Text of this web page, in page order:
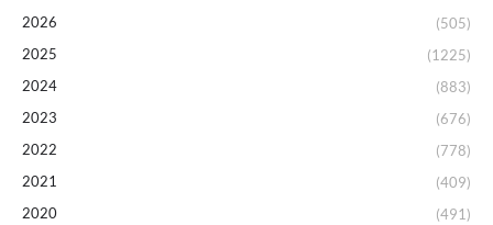
2026
(505)
2025
(1225)
2024
(883)
2023
(676)
2022
(778)
2021
(409)
2020
(491)